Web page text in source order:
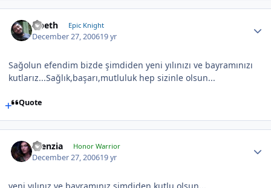
Opeth Epic Knight
December 27, 200619 yr
Sağolun efendim bizde şimdiden yeni yılınızı ve bayramınızı
kutlarız...Sağlık,başarı,mutluluk hep sizinle olsun...
Quote
silenzia Honor Warrior
December 27, 200619 yr